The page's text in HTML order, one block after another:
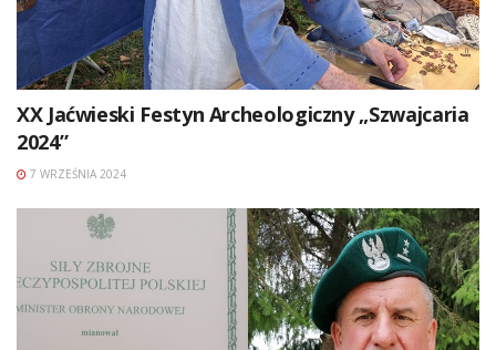
XX Jaćwieski Festyn Archeologiczny „Szwajcaria
2024”
7 WRZEŚNIA 2024